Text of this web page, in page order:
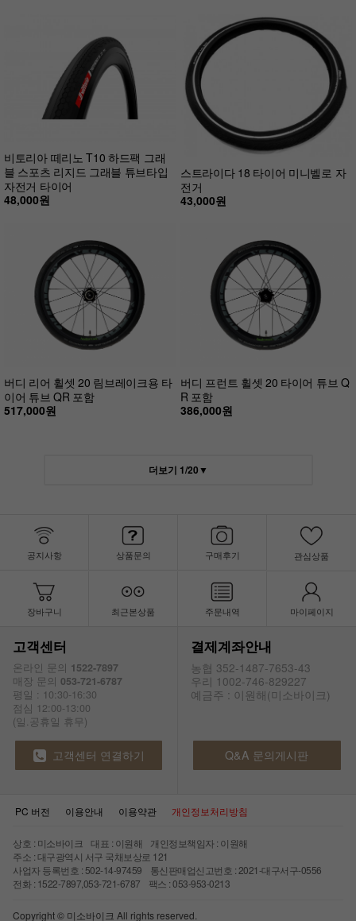
비토리아 떼리노 T10 하드팩 그래
블 스포츠 리지드 그래블 튜브타입
자전거 타이어
48,000원
스트라이다 18 타이어 미니벨로 자
전거
43,000원
버디 리어 휠셋 20 림브레이크용 타
이어 튜브 QR 포함
517,000원
버디 프런트 휠셋 20 타이어 튜브 Q
R 포함
386,000원
더보기 1/20▼
공지사항 상품문의 구매후기 관심상품
장바구니 최근본상품 주문내역 마이페이지
고객센터
온라인 문의 1522-7897
매장 문의 053-721-6787
평일 : 10:30-16:30
점심 12:00-13:00
(일.공휴일 휴무)
결제계좌안내
농협 352-1487-7653-43
우리 1002-746-829227
예금주 : 이원해(미소바이크)
고객센터 연결하기 Q&A 문의게시판
PC 버전 이용안내 이용약관 개인정보처리방침
상호 : 미소바이크 대표 : 이원해 개인정보책임자 : 이원해
주소 : 대구광역시 서구 국채보상로 121
사업자 등록번호 : 502-14-97459 통신판매업신고번호 : 2021-대구서구-0556
전화 : 1522-7897,053-721-6787 팩스 : 053-953-0213
Copyright © 미소바이크 All rights reserved.